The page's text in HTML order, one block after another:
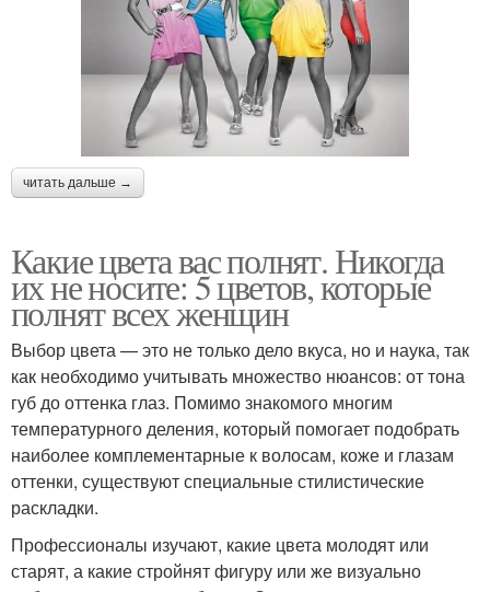
читать дальше →
Какие цвета вас полнят. Никогда
их не носите: 5 цветов, которые
полнят всех женщин
Выбор цвета — это не только дело вкуса, но и наука, так
как необходимо учитывать множество нюансов: от тона
губ до оттенка глаз. Помимо знакомого многим
температурного деления, который помогает подобрать
наиболее комплементарные к волосам, коже и глазам
оттенки, существуют специальные стилистические
раскладки.
Профессионалы изучают, какие цвета молодят или
старят, а какие стройнят фигуру или же визуально